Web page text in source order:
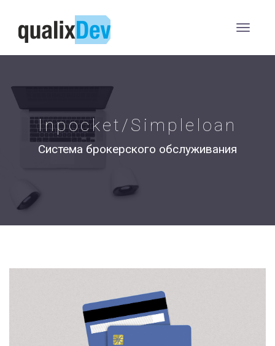
Inpocket/Simpleloan
Система брокерского обслуживания